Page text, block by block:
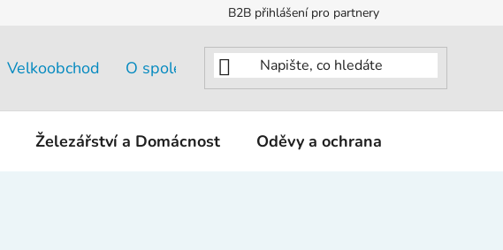
B2B přihlášení pro partnery
Velkoobchod O společnosti
Železářství a Domácnost Oděvy a ochrana